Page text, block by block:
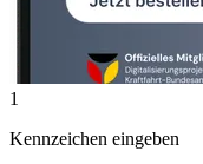
1
Kennzeichen eingeben